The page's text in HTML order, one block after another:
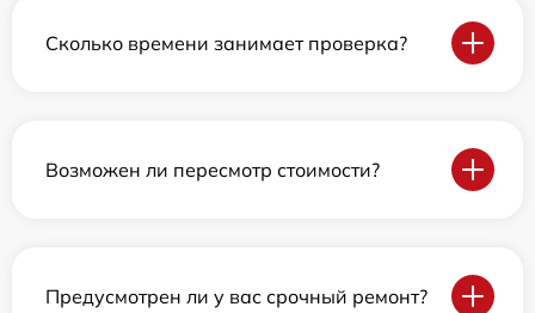
Сколько времени занимает проверка?
Возможен ли пересмотр стоимости?
Предусмотрен ли у вас срочный ремонт?